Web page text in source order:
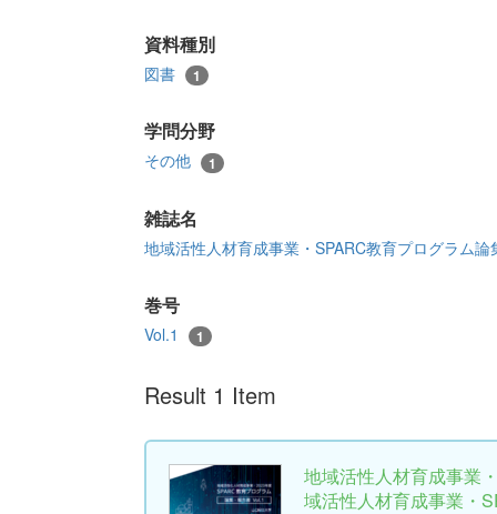
資料種別
図書 1
学問分野
その他 1
雑誌名
地域活性人材育成事業・SPARC教育プログラム
巻号
Vol.1 1
Result 1 Item
地域活性人材育成事業
域活性人材育成事業・